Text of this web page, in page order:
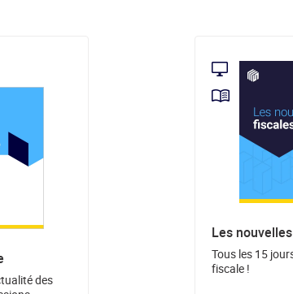
des
Les
Tous les 15
fiscale !